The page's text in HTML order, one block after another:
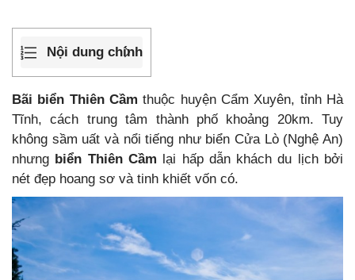
Nội dung chính
Bãi biển Thiên Cầm thuộc huyện Cẩm Xuyên, tỉnh Hà
Tĩnh, cách trung tâm thành phố khoảng 20km. Tuy
không sầm uất và nổi tiếng như biển Cửa Lò (Nghệ An)
nhưng biển Thiên Cầm lại hấp dẫn khách du lịch bởi
nét đẹp hoang sơ và tinh khiết vốn có.